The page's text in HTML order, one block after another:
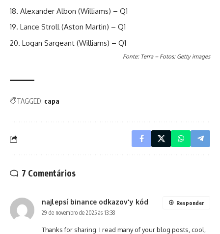
Alexander Albon (Williams) – Q1
Lance Stroll (Aston Martin) – Q1
Logan Sargeant (Williams) – Q1
Fonte: Terra – Fotos: Getty images
TAGGED: capa
7 Comentários
najlepsí binance odkazov'y kód
29 de novembro de 2025 às 13:38
Thanks for sharing. I read many of your blog posts, cool,
Responder